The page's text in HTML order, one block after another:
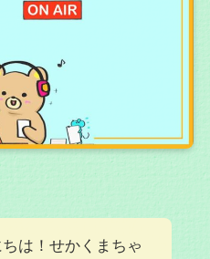
は！せかくまちゃ